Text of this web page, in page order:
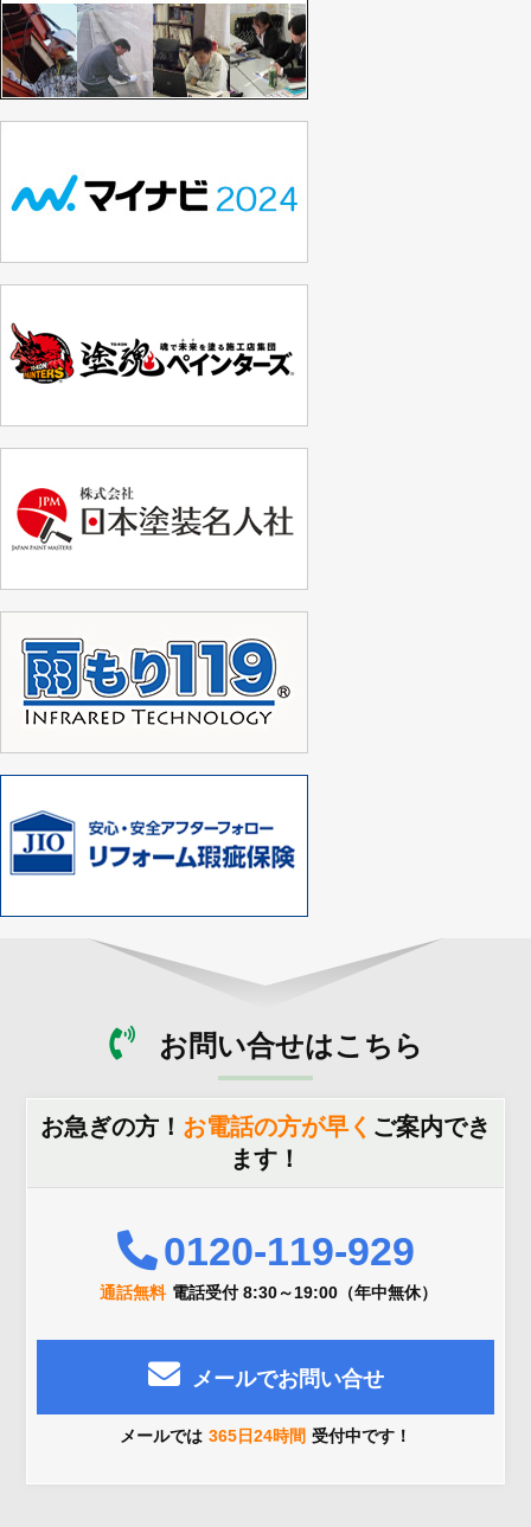
お問い合せはこちら
お急ぎの方！ お電話の方が早く ご案内でき
ます！
0120-119-929
通話無料 電話受付 8:30～19:00（年中無休）
メールでお問い合せ
メールでは 365日24時間 受付中です！